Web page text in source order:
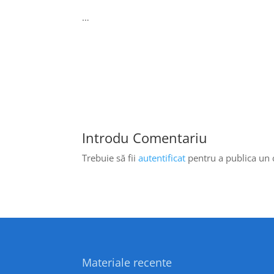
…
Introdu Comentariu
Trebuie să fiiautentificat pentru a publica un
Materiale recente